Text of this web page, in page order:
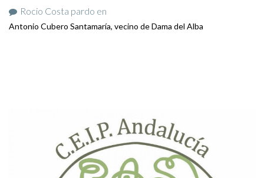
Rocio Costa pardo en
Antonio Cubero Santamaría, vecino de Dama del Alba